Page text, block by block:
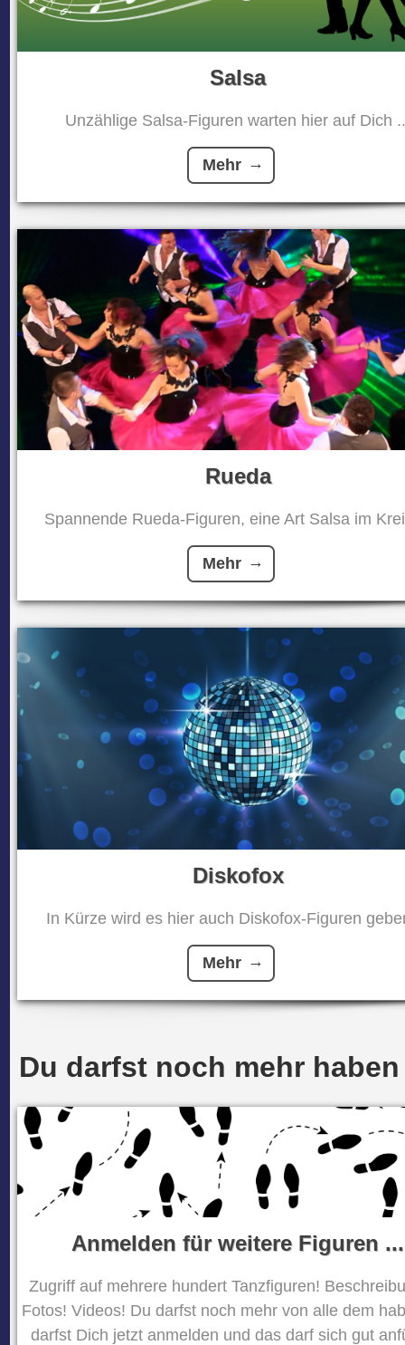
Salsa
Unzählige Salsa-Figuren warten hier auf Dich
Mehr
Rueda
Spannende Rueda-Figuren, eine Art Salsa im
Mehr
Diskofox
In Kürze wird es hier auch Diskofox-Figuren
Mehr
Du darfst noch mehr haben
Anmelden für weitere Figuren ...
Zugriff auf mehrere hundert Tanzfiguren!
Fotos! Videos! Du darfst noch mehr von alle dem
darfst Dich jetzt anmelden und das darf sich gut